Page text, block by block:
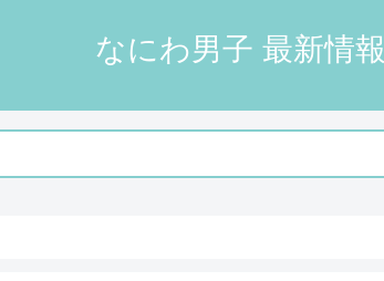
なにわ男子 最新情報